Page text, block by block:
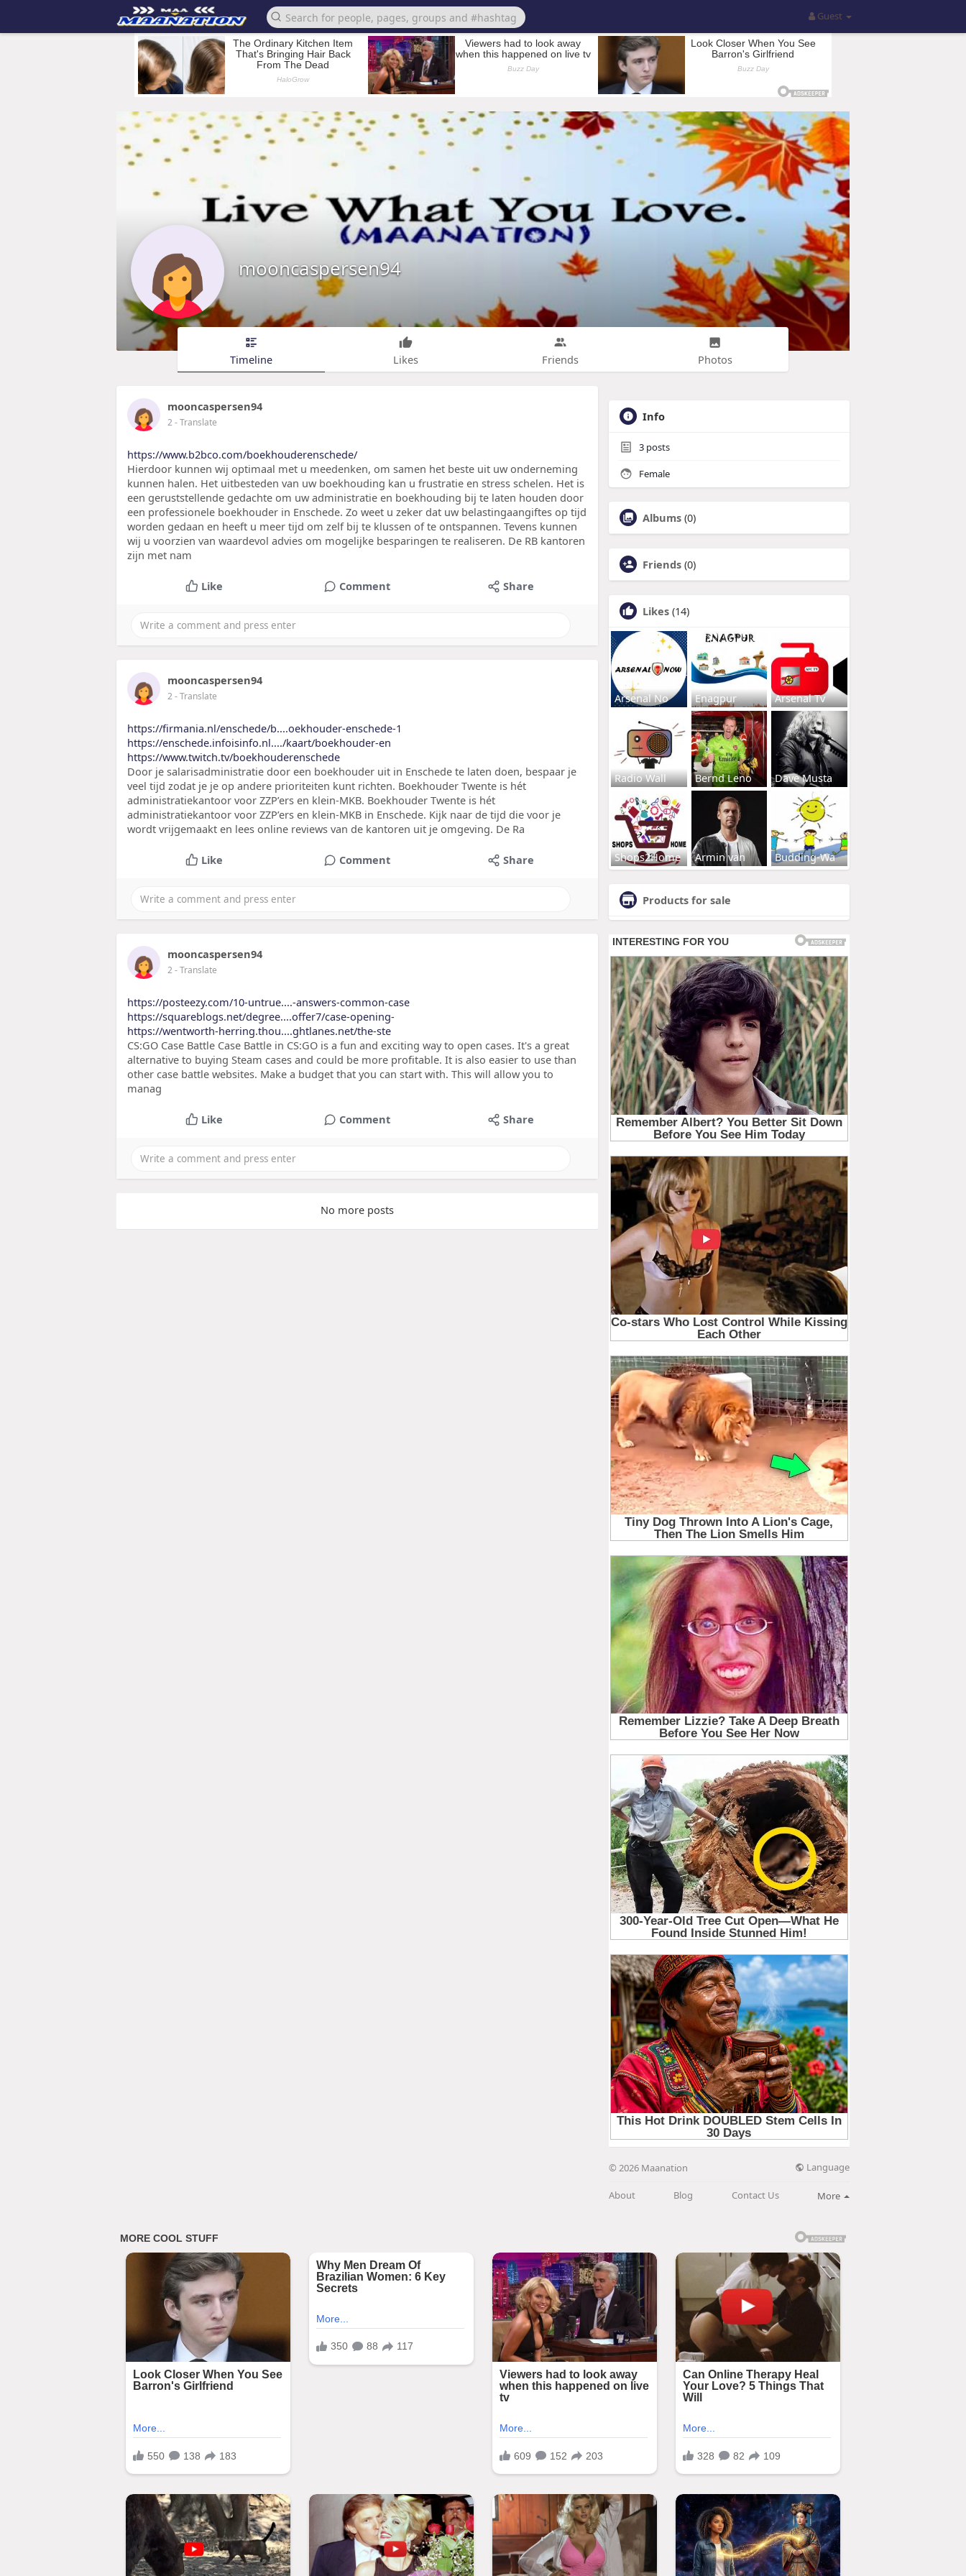
Guest
mooncaspersen94
Timeline Likes Friends Photos
mooncaspersen94
2- Translate
https://www.b2bco.com/boekhouderenschede/
Hierdoor kunnen wij optimaal met u meedenken, om samen het beste uit uw onderneming
kunnen halen. Het uitbesteden van uw boekhouding kan u frustratie en stress schelen. Het is
een geruststellende gedachte om uw administratie en boekhouding bij te laten houden door
een professionele boekhouder in Enschede. Zo weet u zeker dat uw belastingaangiftes op tijd
worden gedaan en heeft u meer tijd om zelf bij te klussen of te ontspannen. Tevens kunnen
wij u voorzien van waardevol advies om mogelijke besparingen te realiseren. De RB kantoren
zijn met nam
Like Comment Share
mooncaspersen94
2- Translate
https://firmania.nl/enschede/b....oekhouder-enschede-1
https://enschede.infoisinfo.nl..../kaart/boekhouder-en
https://www.twitch.tv/boekhouderenschede
Door je salarisadministratie door een boekhouder uit in Enschede te laten doen, bespaar je
veel tijd zodat je je op andere prioriteiten kunt richten. Boekhouder Twente is hét
administratiekantoor voor ZZP’ers en klein-MKB. Boekhouder Twente is hét
administratiekantoor voor ZZP’ers en klein-MKB in Enschede. Kijk naar de tijd die voor je
wordt vrijgemaakt en lees online reviews van de kantoren uit je omgeving. De Ra
Like Comment Share
mooncaspersen94
2- Translate
https://posteezy.com/10-untrue....-answers-common-case
https://squareblogs.net/degree....offer7/case-opening-
https://wentworth-herring.thou....ghtlanes.net/the-ste
CS:GO Case Battle Case Battle in CS:GO is a fun and exciting way to open cases. It's a great
alternative to buying Steam cases and could be more profitable. It is also easier to use than
other case battle websites. Make a budget that you can start with. This will allow you to
manag
Like Comment Share
No more posts
Info
3 posts
Female
Albums (0)
Friends (0)
Likes (14)
Arsenal No Enagpur Arsenal Tv
Radio Wall Bernd Leno Dave Musta
Shops2Home Armin van Budding-Wa
Products for sale
© 2026 Maanation Language
About Blog Contact Us More